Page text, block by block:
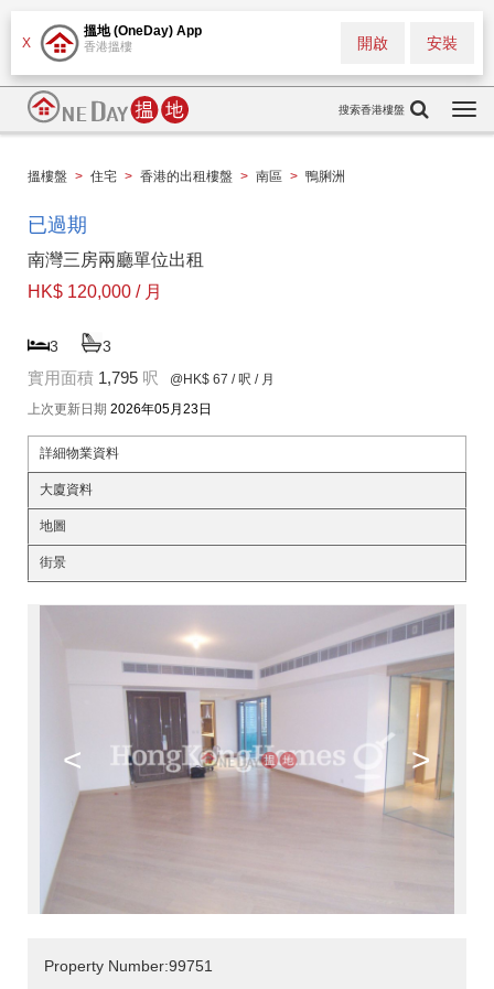
X
搵地 (OneDay) App
香港搵樓 安裝
開啟
搜索香港樓盤
搵樓盤 > 住宅 > 香港的出租樓盤 > 南區 > 鴨脷洲
已過期
南灣三房兩廳單位出租
HK$ 120,000 / 月
3 3
實用面積 1,795 呎 @HK$ 67 / 呎 / 月
上次更新日期 2026年05月23日
詳細物業資料
大廈資料
地圖
街景
< >
Property Number:99751